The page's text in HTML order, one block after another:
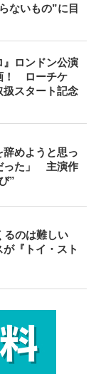
ないもの”に目
』ロンドン公演
！ ローチケ
扱スタート記念
めようと思っ
った」 主演作
”
るのは難しい
『トイ・スト